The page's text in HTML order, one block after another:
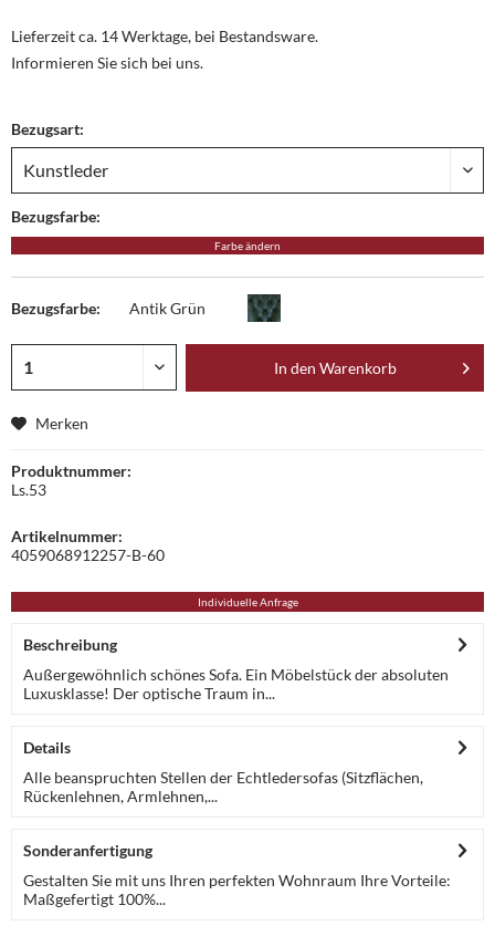
Lieferzeit ca. 14 Werktage, bei Bestandsware.
Informieren Sie sich bei uns.
Bezugsart:
Bezugsfarbe:
Farbe ändern
Bezugsfarbe: Antik Grün
In den Warenkorb
Merken
Produktnummer:
Ls.53
Artikelnummer:
4059068912257-B-60
Individuelle Anfrage
Beschreibung
Außergewöhnlich schönes Sofa. Ein Möbelstück der absoluten
Luxusklasse! Der optische Traum in...
Details
Alle beanspruchten Stellen der Echtledersofas (Sitzflächen,
Rückenlehnen, Armlehnen,...
Sonderanfertigung
Gestalten Sie mit uns Ihren perfekten Wohnraum Ihre Vorteile:
Maßgefertigt 100%...